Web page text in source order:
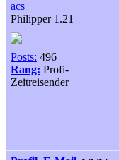
acs
Philipper 1.21
Posts: 496
Rang: Profi-
Zeitreisender